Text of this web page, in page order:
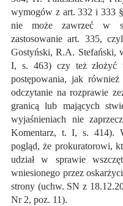
wymogów z art. 332 i 333
nie może zawrzeć w
zastosowanie art. 335,
Gostyński, R.A. Stefański,
I, s. 463) czy też złożyć
postępowania, jak
odczytanie na rozprawie
granicą lub mających
wyjaśnieniach nie
Komentarz, t. I, s. 414).
pogląd, że prokuratorowi,
udział w sprawie
wniesionego przez
strony (uchw. SN z
Nr 2, poz. 11).